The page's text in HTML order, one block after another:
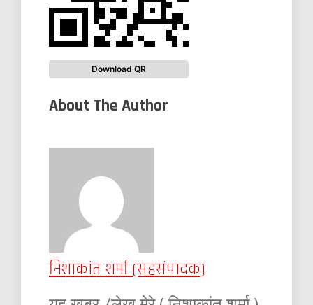
Download QR
About The Author
निशाकांत शर्मा (सहसंपादक)